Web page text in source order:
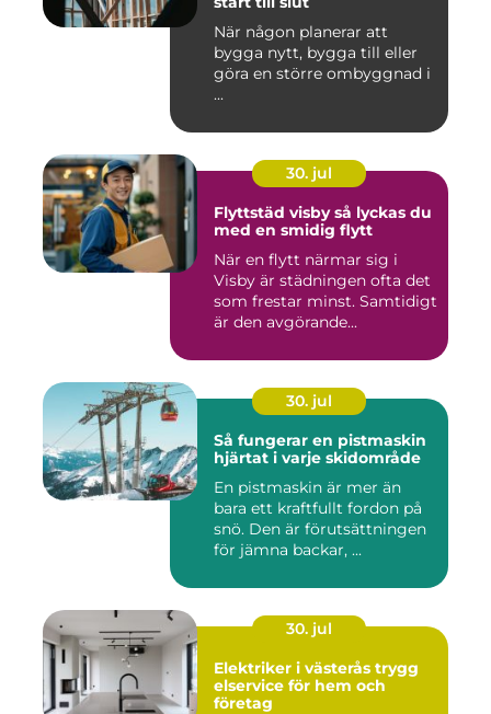
När någon planerar att
bygga nytt, bygga till eller
göra en större ombyggnad i
...
30. jul
Flyttstäd visby så lyckas du
med en smidig flytt
När en flytt närmar sig i
Visby är städningen ofta det
som frestar minst. Samtidigt
är den avgörande...
30. jul
Så fungerar en pistmaskin
hjärtat i varje skidområde
En pistmaskin är mer än
bara ett kraftfullt fordon på
snö. Den är förutsättningen
för jämna backar, ...
30. jul
Elektriker i västerås trygg
elservice för hem och
företag